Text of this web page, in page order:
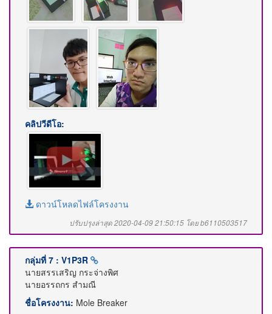
คลิปวีดีโอ:
ดาวน์โหลดไฟล์โครงงาน
ปรับปรุงล่าสุด 2020-04-09 21:50:15 โดย b6110503517
กลุ่มที่ 7 : V1P3R
นายสรรเสริญ กระจ่างพิศ
นายอรรถกร สำมณี
ชื่อโครงงาน: Mole Breaker